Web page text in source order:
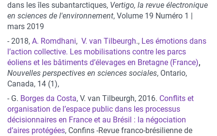
dans les îles subantarctiques, Vertigo, la revue électronique
en sciences de l'environnement, Volume 19 Numéro 1 |
mars 2019
- 2018, A. Romdhani, V. van Tilbeurgh., Les émotions dans
l’action collective. Les mobilisations contre les parcs
éoliens et les bâtiments d’élevages en Bretagne (France),
Nouvelles perspectives en sciences sociales, Ontario,
Canada, 14 (1),
- G. Borges da Costa, V. van Tilbeurgh, 2016. Conflits et
organisation de l’espace public dans les processus
décisionnaires en France et au Brésil : la négociation
d’aires protégées, Confins -Revue franco-brésilienne de